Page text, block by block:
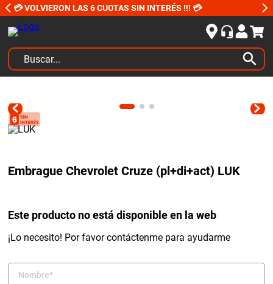
💳 VOLVIERON LAS 6 CUOTAS SIN INTERÉS !!! 💳
Buscar...
Embrague Chevrolet Cruze (pl+di+act) LUK
Este producto no está disponible en la web
¡Lo necesito! Por favor contáctenme para ayudarme
1.
2.
amortiguadores
4.
kit distribución
6.
bora
7.
citroen c4
amortiguador